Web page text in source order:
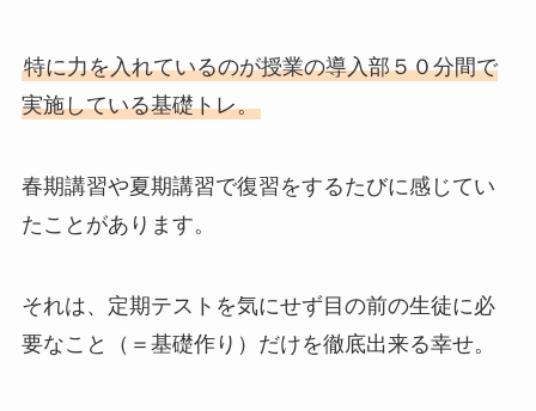
特に力を入れているのが授業の導入部５０分間で
実施している基礎トレ。
春期講習や夏期講習で復習をするたびに感じてい
たことがあります。
それは、定期テストを気にせず目の前の生徒に必
要なこと（＝基礎作り）だけを徹底出来る幸せ。